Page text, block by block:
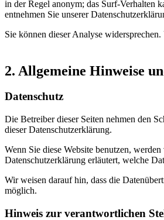
in der Regel anonym; das Surf-Verhalten
entnehmen Sie unserer
Sie können dieser Analyse
2. Allgemeine Hinweise
Datenschutz
Die Betreiber dieser Seiten nehmen den
dieser Datenschutzerklärung.
Wenn Sie diese Website benutzen,
Datenschutzerklärung erläutert, welche
Wir weisen darauf hin, dass die
möglich.
Hinweis zur verantwortlichen